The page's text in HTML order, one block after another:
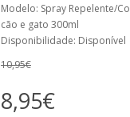
Modelo: Spray Repelente/
cão e gato 300ml
Disponibilidade: Disponível
10,95€
8,95€